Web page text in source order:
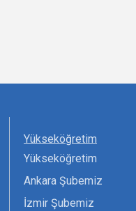
Yükseköğretim
Yükseköğretim
Ankara Şubemiz
İzmir Şubemiz